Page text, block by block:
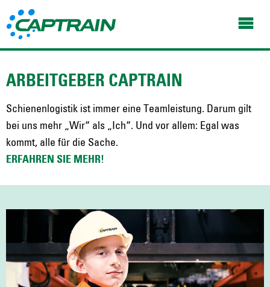
ARBEITGEBER CAPTRAIN
Schienenlogistik ist immer eine Teamleistung. Darum gilt
bei uns mehr „Wir“ als „Ich“. Und vor allem: Egal was
kommt, alle für die Sache.
ERFAHREN SIE MEHR!